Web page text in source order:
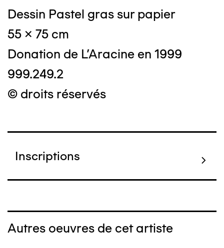
Dessin Pastel gras sur papier
55 x 75 cm
Donation de L'Aracine en 1999
999.249.2
© droits réservés
Inscriptions
Autres oeuvres de cet artiste